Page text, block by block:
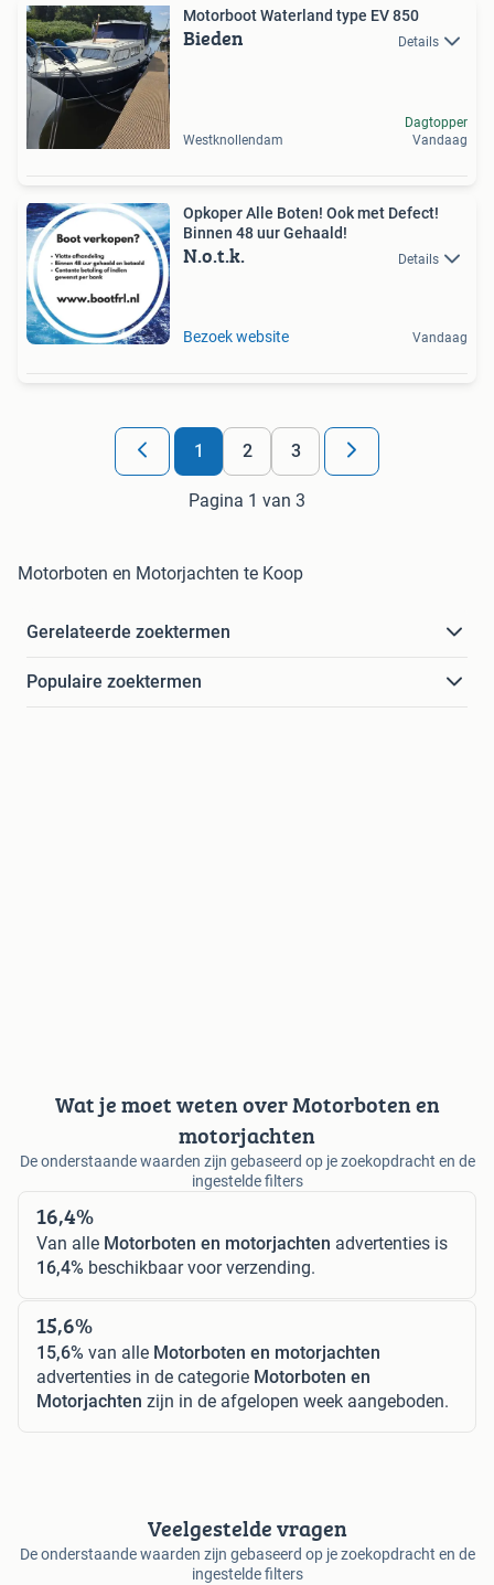
Motorboot Waterland type EV 850
Bieden Details
Westknollendam
Dagtopper
Vandaag
Opkoper Alle Boten! Ook met Defect!
Binnen 48 uur Gehaald!
N.o.t.k. Details
Bezoek website Vandaag
1 2 3
Pagina 1 van 3
Motorboten en Motorjachten te Koop
Gerelateerde zoektermen
Populaire zoektermen
Wat je moet weten over Motorboten en
motorjachten
De onderstaande waarden zijn gebaseerd op je zoekopdracht en de
ingestelde filters
16,4%
Van alle Motorboten en motorjachten advertenties is
16,4% beschikbaar voor verzending.
15,6%
15,6% van alle Motorboten en motorjachten
advertenties in de categorie Motorboten en
Motorjachten zijn in de afgelopen week aangeboden.
Veelgestelde vragen
De onderstaande waarden zijn gebaseerd op je zoekopdracht en de
ingestelde filters